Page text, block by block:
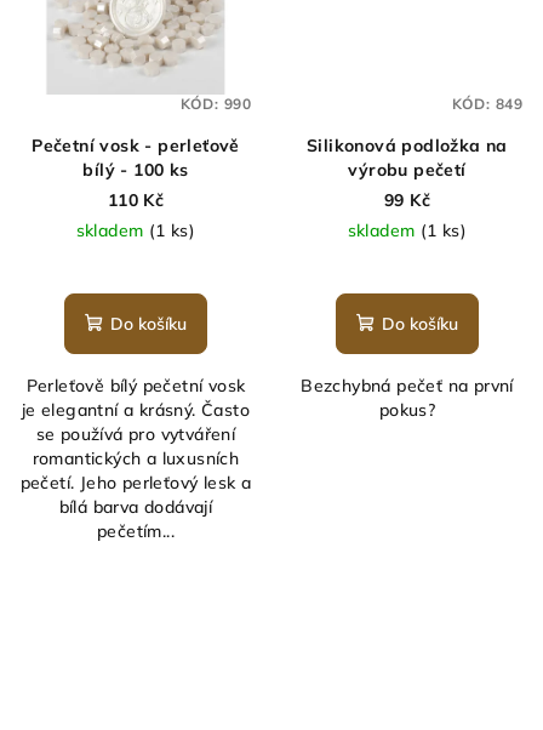
Pečetní vosk - perleťově
bílý - 100 ks
110 Kč
skladem (1 ks)
hodnocení
produktu
z
5
hvězdiček.
Do košíku
Perleťově bílý pečetní vosk
je elegantní a krásný. Často
se používá pro vytváření
romantických a luxusních
pečetí. Jeho perleťový lesk a
bílá barva dodávají
pečetím...
KÓD: 990
Silikonová podložka na
výrobu pečetí
99 Kč
skladem (1 ks)
Do košíku
Bezchybná pečeť na první
pokus?
KÓD: 849